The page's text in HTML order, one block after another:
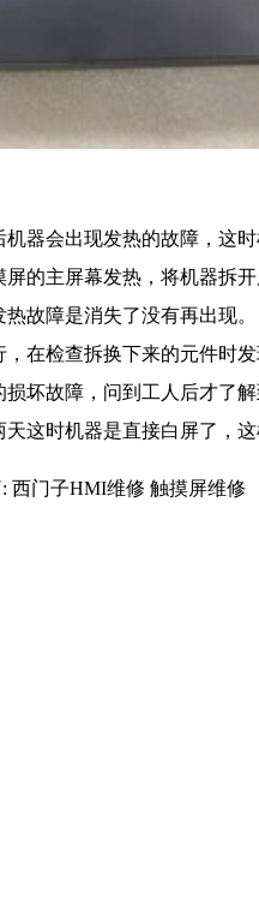
器会出现发热的故障，这
的主屏幕发热，将机器拆
故障是消失了没有再出现。
在检查拆换下来的元件时
坏故障，问到工人后才了
这时机器是直接白屏了，这
西门子HMI维修 触摸屏维修